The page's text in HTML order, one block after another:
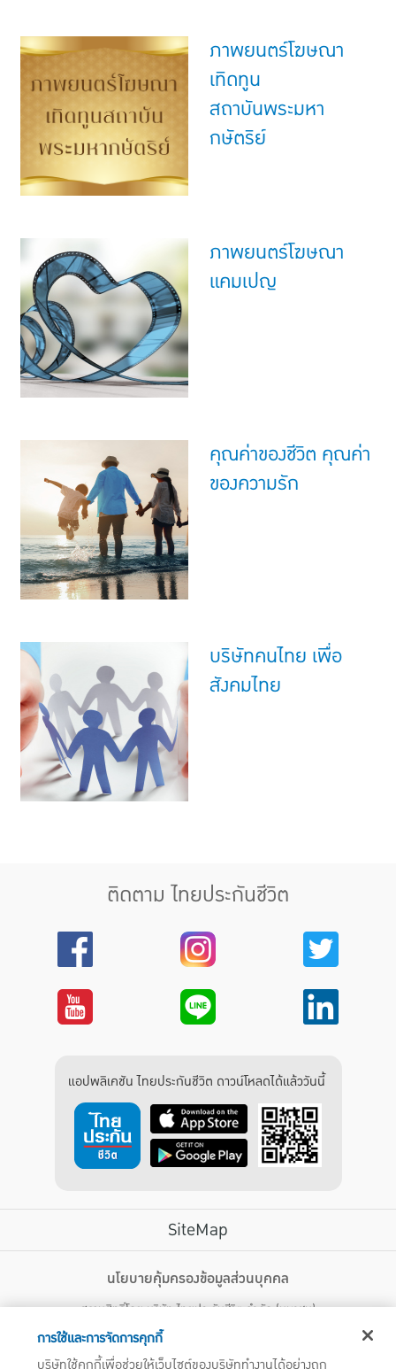
ภาพยนตร์โฆษณา
เทิดทูน
สถาบันพระมหา
กษัตริย์
ภาพยนตร์โฆษณา
แคมเปญ
คุณค่าของชีวิต คุณค่า
ของความรัก
บริษัทคนไทย เพื่อ
สังคมไทย
ติดตาม ไทยประกันชีวิต
แอปพลิเคชัน ไทยประกันชีวิต ดาวน์โหลดได้แล้ววันนี้
SiteMap
ไทยประกันชีวิต HEALTH CARE SOLUTIONS
สิทธิพิเศษ
แอปพลิเคชัน ไทยประกันชีวิต
นโยบายคุ้มครองข้อมูลส่วนบุคคล
สงวนสิทธิ์โดย บริษัท ไทยประกันชีวิต จำกัด (มหาชน)
123 ถนน รัชดาภิเษก แขวงดินแดง เขตดินแดง กรุงเทพฯ 10400 โทรศัพท์ 02-
การใช้และการจัดการคุกกี้
บริษัทใช้คุกกี้เพื่อช่วยให้เว็บไซต์ของบริษัททำงานได้อย่างถูก